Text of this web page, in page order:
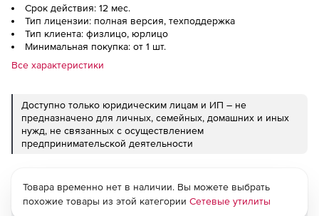
Срок действия: 12 мес.
Тип лицензии: полная версия, техподдержка
Тип клиента: физлицо, юрлицо
Минимальная покупка: от 1 шт.
Все характеристики
Доступно только юридическим лицам и ИП – не
предназначено для личных, семейных, домашних и иных
нужд, не связанных с осуществлением
предпринимательской деятельности
Товара временно нет в наличии. Вы можете выбрать
похожие товары из этой категории Сетевые утилиты